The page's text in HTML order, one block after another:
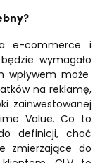
e-commerce i
wymagało
wpływem może
na reklamę,
zainwestowanej
Value. Co to
definicji, choć
zmierzające do